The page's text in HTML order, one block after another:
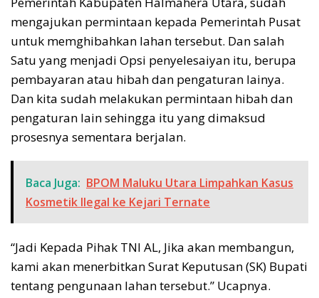
mengajukan permintaan kepada Pemerintah Pusat
untuk memghibahkan lahan tersebut. Dan salah
Satu yang menjadi Opsi penyelesaiyan itu, berupa
pembayaran atau hibah dan pengaturan lainya.
Dan kita sudah melakukan permintaan hibah dan
pengaturan lain sehingga itu yang dimaksud
prosesnya sementara berjalan.
Baca Juga: BPOM Maluku Utara Limpahkan Kasus
Kosmetik Ilegal ke Kejari Ternate
“Jadi Kepada Pihak TNI AL, Jika akan membangun,
kami akan menerbitkan Surat Keputusan (SK) Bupati
tentang pengunaan lahan tersebut.” Ucapnya.